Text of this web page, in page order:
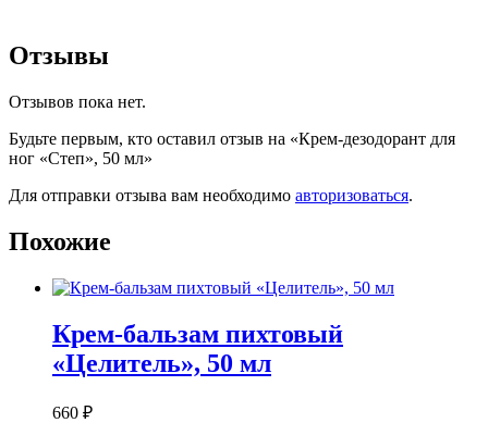
Отзывы
Отзывов пока нет.
Будьте первым, кто оставил отзыв на «Крем-дезодорант для
ног «Степ», 50 мл»
Для отправки отзыва вам необходимо авторизоваться.
Похожие
Крем-бальзам пихтовый
«Целитель», 50 мл
660 ₽